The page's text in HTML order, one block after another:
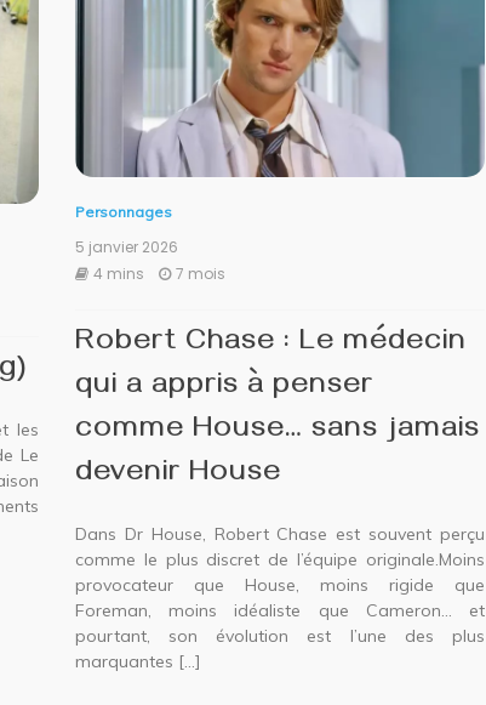
les
Le
Personnages
5 janvier 2026
4 mins
7 mois
Robert Chase : Le médecin
qui a appris à penser
comme House… sans jamais
devenir House
Dans Dr House, Robert Chase est souvent perçu
comme le plus discret de l’équipe originale.Moins
provocateur que House, moins rigide que
Foreman, moins idéaliste que Cameron… et
pourtant, son évolution est l’une des plus
marquantes […]